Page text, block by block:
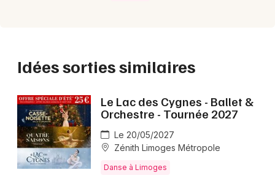
Idées sorties similaires
Le Lac des Cygnes - Ballet &
Orchestre - Tournée 2027
Le 20/05/2027
Zénith Limoges Métropole
Danse à Limoges